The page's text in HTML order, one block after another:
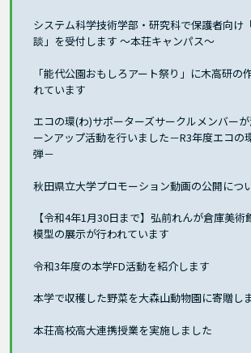
システム科学技術学部・研究科で保護者向け
談」を受付します ～本荘キャンパス～
「能代公園おもしろアート祭り」に木高研の
れています
エコの環(わ)サポーターズサークルメンバー
ーンアップ活動を行いました－R3年度エコの
弾－
秋田県立大学プロモーション動画の公開につ
【令和4年1月30日まで】弘前れんが倉庫美術
模型の展示が行われています
令和3年度の本学FD活動を紹介します
本学で収穫した野菜を大森山動物園に寄贈し
本荘高校高大連携授業を実施しました